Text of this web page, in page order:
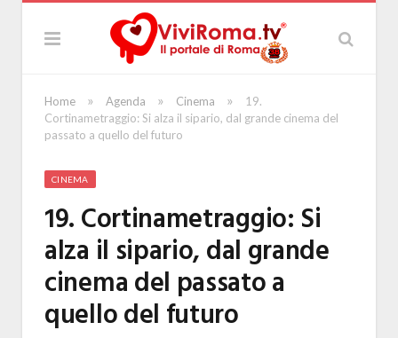
Home » Agenda » Cinema »
19.
Cortinametraggio: Si alza il sipario, dal grande cinema del
passato a quello del futuro
CINEMA
19. Cortinametraggio: Si
alza il sipario, dal grande
cinema del passato a
quello del futuro